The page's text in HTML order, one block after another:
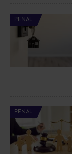
PENAL
PENAL